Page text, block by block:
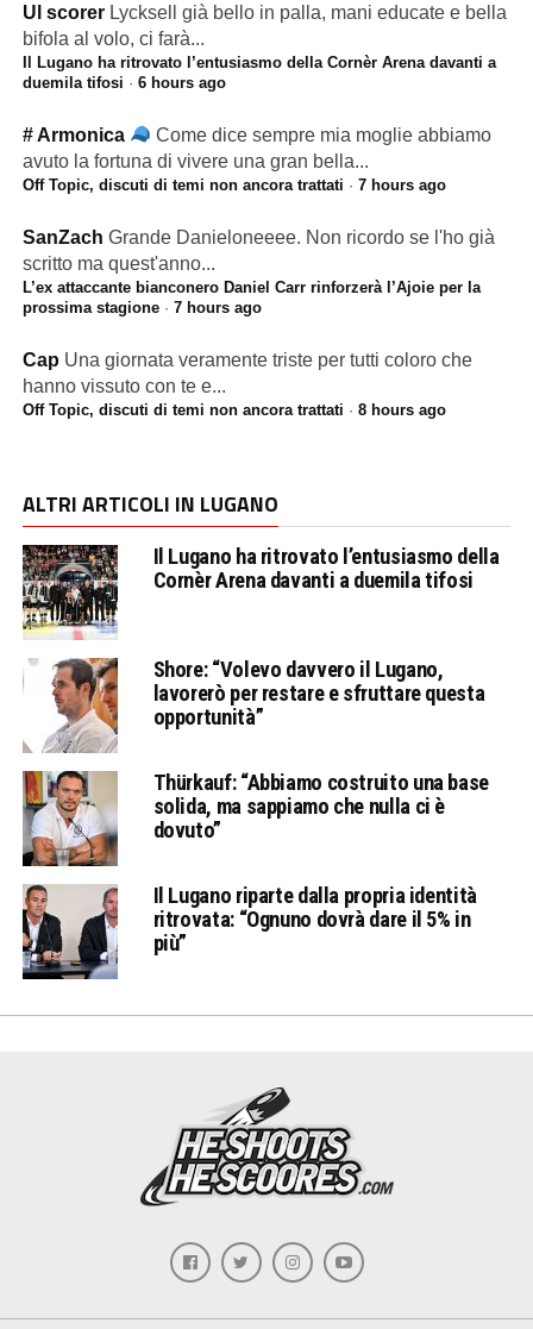
Ul scorer Lycksell già bello in palla, mani educate e bella
bifola al volo, ci farà...
Il Lugano ha ritrovato l’entusiasmo della Cornèr Arena davanti a
duemila tifosi · 6 hours ago
# Armonica
Come dice sempre mia moglie abbiamo
avuto la fortuna di vivere una gran bella...
Off Topic, discuti di temi non ancora trattati · 7 hours ago
SanZach Grande Danieloneeee. Non ricordo se l'ho già
scritto ma quest'anno...
L’ex attaccante bianconero Daniel Carr rinforzerà l’Ajoie per la
prossima stagione· 7 hours ago
Cap Una giornata veramente triste per tutti coloro che
hanno vissuto con te e...
Off Topic, discuti di temi non ancora trattati · 8 hours ago
ALTRI ARTICOLI IN LUGANO
Il Lugano ha ritrovato l’entusiasmo della
Cornèr Arena davanti a duemila tifosi
Shore: “Volevo davvero il Lugano,
lavorerò per restare e sfruttare questa
opportunità”
Thürkauf: “Abbiamo costruito una base
solida, ma sappiamo che nulla ci è
dovuto”
Il Lugano riparte dalla propria identità
ritrovata: “Ognuno dovrà dare il 5% in
più”